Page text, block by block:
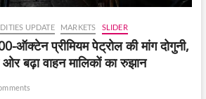
UPDATE MARKETS SLIDER
ऑक्टेन प्रीमियम पेट्रोल की मांग दोगुनी,
बढ़ा वाहन मालिकों का रुझान